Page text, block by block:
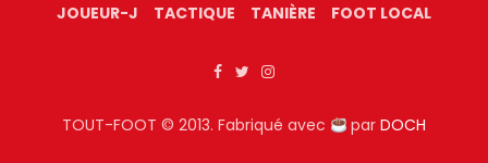
JOUEUR-J
TACTIQUE TANIÈRE FOOT LOCAL
TOUT-FOOT © 2013. Fabriqué avec parDOCH